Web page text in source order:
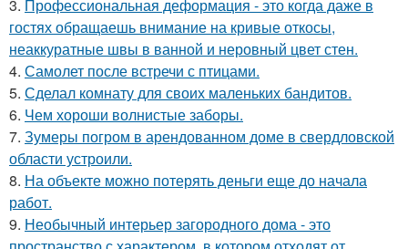
3. Профессиональная деформация - это когда даже в
гостях обращаешь внимание на кривые откосы,
неаккуратные швы в ванной и неровный цвет стен.
4. Самолет после встречи с птицами.
5. Сделал комнату для своих маленьких бандитов.
6. Чем хороши волнистые заборы.
7. Зумеры погром в арендованном доме в свердловской
области устроили.
8. На объекте можно потерять деньги еще до начала
работ.
9. Необычный интерьер загородного дома - это